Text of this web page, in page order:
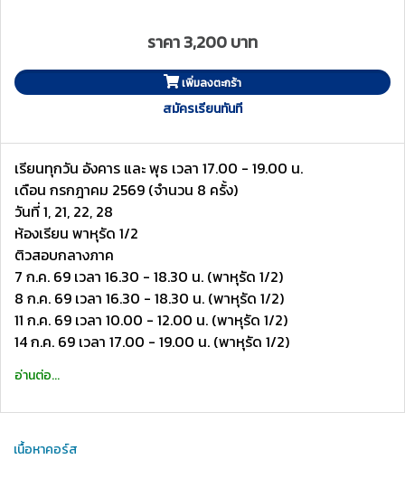
ราคา 3,200 บาท
เพิ่มลงตะกร้า
สมัครเรียนทันที
เรียนทุกวัน อังคาร และ พุธ เวลา 17.00 - 19.00 น.
เดือน กรกฎาคม 2569 (จำนวน 8 ครั้ง)
วันที่ 1, 21, 22, 28
ห้องเรียน พาหุรัด 1/2
ติวสอบกลางภาค
7 ก.ค. 69 เวลา 16.30 - 18.30 น. (พาหุรัด 1/2)
8 ก.ค. 69 เวลา 16.30 - 18.30 น. (พาหุรัด 1/2)
11 ก.ค. 69 เวลา 10.00 - 12.00 น. (พาหุรัด 1/2)
14 ก.ค. 69 เวลา 17.00 - 19.00 น. (พาหุรัด 1/2)
อ่านต่อ...
เนื้อหาคอร์ส